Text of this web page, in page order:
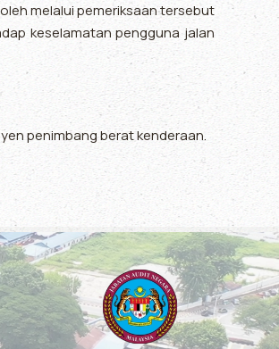
melalui pemeriksaan tersebut
keselamatan pengguna jalan
penimbang berat kenderaan.